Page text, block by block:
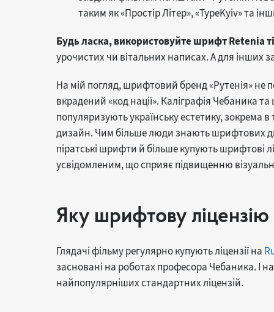
таким як «Простір Літер», «TypeKyiv» та
Будь ласка, використовуйте шрифт Retenia
урочистих чи вітальних написах. А для інших
На мій погляд, шрифтовий бренд «Рутенія» не
вкрадений «код нації». Каліграфія Чебаника
популяризують українську естетику, зокрема
дизайн. Чим більше люди знають шрифтових
піратські шрифти й більше купують шрифтові
усвідомленим, що сприяє підвищенню
Яку шрифтову
Глядачі фільму регулярно купують ліцензії на
засновані на роботах професора Чебаника. І
найпопулярніших стандартних ліцензій.